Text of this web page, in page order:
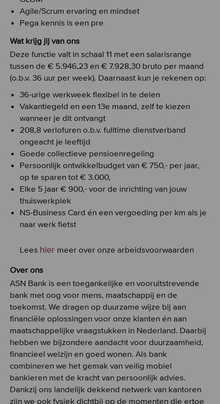
Agile/Scrum ervaring en mindset
Pega kennis is een pre
Wat krijg jij van ons
Deze functie valt in schaal 11 met een salarisrange
tussen de € 5.946,23 en € 7.928,30 bruto per maand
(o.b.v. 36 uur per week). Daarnaast kun je rekenen op:
36-urige werkweek flexibel in te delen
Vakantiegeld en een 13e maand, zelf te kiezen
wanneer je dit ontvangt
208,8 verlofuren o.b.v. fulltime dienstverband
ongeacht je leeftijd
Goede collectieve pensioenregeling
Persoonlijk ontwikkelbudget van € 750,- per jaar,
op te sparen tot € 3.000,
Elke 5 jaar € 900,- voor de inrichting van jouw
thuiswerkplek
NS-Business Card én een vergoeding per km als je
naar werk fietst
Lees hier meer over onze arbeidsvoorwaarden
Over ons
ASN Bank is een toegankelijke en vooruitstrevende
bank met oog voor mens, maatschappij en de
toekomst. We dragen op duurzame wijze bij aan
financiële oplossingen voor onze klanten én aan
maatschappelijke vraagstukken in Nederland. Daarbij
hebben we bijzondere aandacht voor duurzaamheid,
financieel welzijn en goed wonen. Als bank
combineren we het gemak van veilig mobiel
bankieren met de kracht van persoonlijk advies.
Dankzij ons landelijk dekkend netwerk van kantoren
zijn we ook fysiek dichtbij op de momenten die ertoe